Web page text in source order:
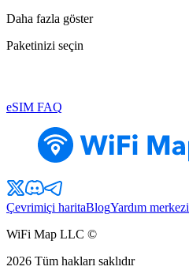
Daha fazla göster
Paketinizi seçin
eSIM FAQ
Çevrimiçi haritaBlogYardım merkezi
WiFi Map LLC ©
2026 Tüm hakları saklıdır